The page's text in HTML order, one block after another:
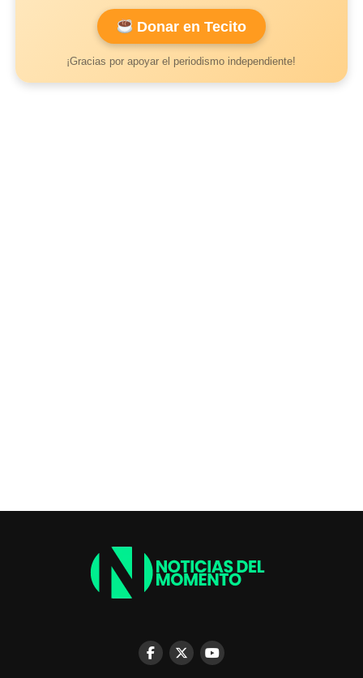
Donar en Tecito
¡Gracias por apoyar el periodismo independiente!